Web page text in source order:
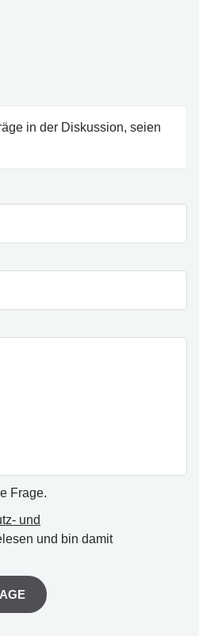
in der Diskussion, seien
Frage.
und
und bin damit